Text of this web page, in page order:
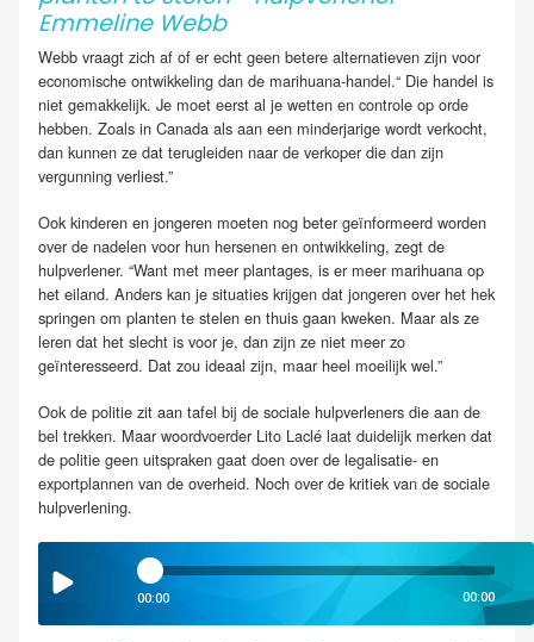
Emmeline Webb
Webb vraagt zich af of er echt geen betere alternatieven zijn voor
economische ontwikkeling dan de marihuana-handel.“ Die handel is
niet gemakkelijk. Je moet eerst al je wetten en controle op orde
hebben. Zoals in Canada als aan een minderjarige wordt verkocht,
dan kunnen ze dat terugleiden naar de verkoper die dan zijn
vergunning verliest.”
Ook kinderen en jongeren moeten nog beter geïnformeerd worden
over de nadelen voor hun hersenen en ontwikkeling, zegt de
hulpverlener. “Want met meer plantages, is er meer marihuana op
het eiland. Anders kan je situaties krijgen dat jongeren over het hek
springen om planten te stelen en thuis gaan kweken. Maar als ze
leren dat het slecht is voor je, dan zijn ze niet meer zo
geïnteresseerd. Dat zou ideaal zijn, maar heel moeilijk wel.”
Ook de politie zit aan tafel bij de sociale hulpverleners die aan de
bel trekken. Maar woordvoerder Lito Laclé laat duidelijk merken dat
de politie geen uitspraken gaat doen over de legalisatie- en
exportplannen van de overheid. Noch over de kritiek van de sociale
hulpverlening.
00:00 00:00